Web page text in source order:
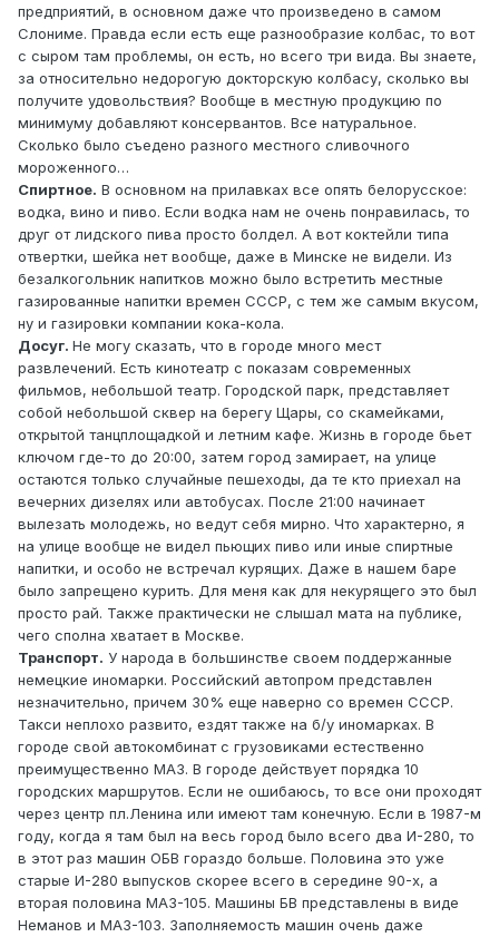
предприятий, в основном даже что произведено в самом
Слониме. Правда если есть еще разнообразие колбас, то вот
с сыром там проблемы, он есть, но всего три вида. Вы знаете,
за относительно недорогую докторскую колбасу, сколько вы
получите удовольствия? Вообще в местную продукцию по
минимуму добавляют консервантов. Все натуральное.
Сколько было съедено разного местного сливочного
мороженного…
Спиртное. В основном на прилавках все опять белорусское:
водка, вино и пиво. Если водка нам не очень понравилась, то
друг от лидского пива просто болдел. А вот коктейли типа
отвертки, шейка нет вообще, даже в Минске не видели. Из
безалкогольник напитков можно было встретить местные
газированные напитки времен СССР, с тем же самым вкусом,
ну и газировки компании кока-кола.
Досуг. Не могу сказать, что в городе много мест
развлечений. Есть кинотеатр с показам современных
фильмов, небольшой театр. Городской парк, представляет
собой небольшой сквер на берегу Щары, со скамейками,
открытой танцплощадкой и летним кафе. Жизнь в городе бьет
ключом где-то до 20:00, затем город замирает, на улице
остаются только случайные пешеходы, да те кто приехал на
вечерних дизелях или автобусах. После 21:00 начинает
вылезать молодежь, но ведут себя мирно. Что характерно, я
на улице вообще не видел пьющих пиво или иные спиртные
напитки, и особо не встречал курящих. Даже в нашем баре
было запрещено курить. Для меня как для некурящего это был
просто рай. Также практически не слышал мата на публике,
чего сполна хватает в Москве.
Транспорт. У народа в большинстве своем поддержанные
немецкие иномарки. Российский автопром представлен
незначительно, причем 30% еще наверно со времен СССР.
Такси неплохо развито, ездят также на б/у иномарках. В
городе свой автокомбинат с грузовиками естественно
преимущественно МАЗ. В городе действует порядка 10
городских маршрутов. Если не ошибаюсь, то все они проходят
через центр пл.Ленина или имеют там конечную. Если в 1987-м
году, когда я там был на весь город было всего два И-280, то
в этот раз машин ОБВ гораздо больше. Половина это уже
старые И-280 выпусков скорее всего в середине 90-х, а
вторая половина МАЗ-105. Машины БВ представлены в виде
Неманов и МАЗ-103. Заполняемость машин очень даже